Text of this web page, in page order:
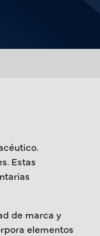
Estas
de marca y
elementos